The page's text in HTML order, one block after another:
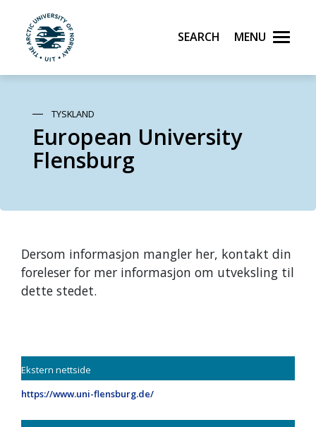
Skip to main content
UiT The Arctic University of Norway
Search Menu
TYSKLAND
European University
Flensburg
Dersom informasjon mangler her, kontakt din
foreleser for mer informasjon om utveksling til
dette stedet.
Ekstern nettside
https://www.uni-flensburg.de/